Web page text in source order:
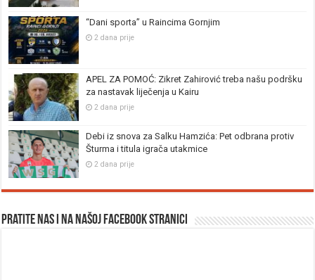
“Dani sporta” u Raincima Gornjim
2 dana prije
APEL ZA POMOĆ: Zikret Zahirović treba našu podršku
za nastavak liječenja u Kairu
2 dana prije
Debi iz snova za Salku Hamzića: Pet odbrana protiv
Šturma i titula igrača utakmice
2 dana prije
Pratite nas i na našoj facebook stranici